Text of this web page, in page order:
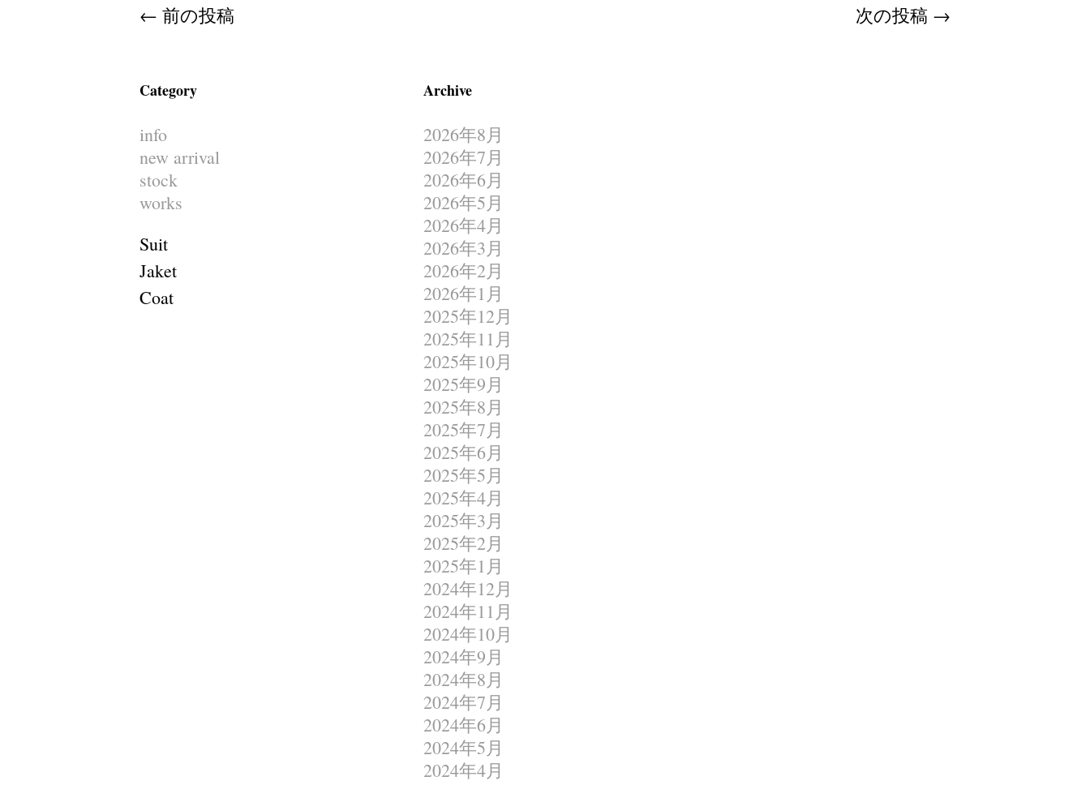
Post navigation
← 前の投稿 次の投稿 →
Category
info
new arrival
stock
works
Suit
Jaket
Coat
Archive
2026年8月
2026年7月
2026年6月
2026年5月
2026年4月
2026年3月
2026年2月
2026年1月
2025年12月
2025年11月
2025年10月
2025年9月
2025年8月
2025年7月
2025年6月
2025年5月
2025年4月
2025年3月
2025年2月
2025年1月
2024年12月
2024年11月
2024年10月
2024年9月
2024年8月
2024年7月
2024年6月
2024年5月
2024年4月